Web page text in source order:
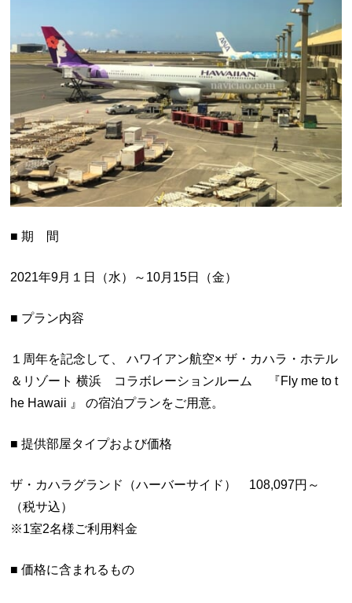
■ 期 間
2021年9月１日（水）～10月15日（金）
■ プラン内容
１周年を記念して、 ハワイアン航空× ザ・カハラ・ホテル
＆リゾート 横浜 コラボレーションルーム 『Fly me to t
he Hawaii 』 の宿泊プランをご用意。
■ 提供部屋タイプおよび価格
ザ・カハラグランド（ハーバーサイド） 108,097円～
（税サ込）
※1室2名様ご利用料金
■ 価格に含まれるもの